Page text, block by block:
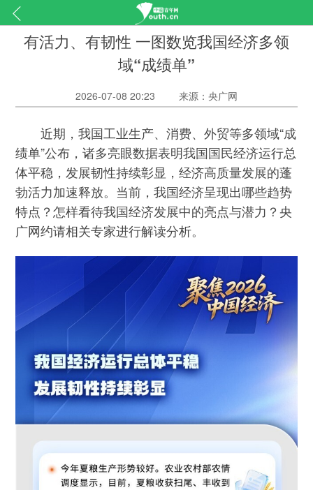
有活力、有韧性 一图数览我国经济多领
域“成绩单”
2026-07-08 20:23 来源：央广网
近期，我国工业生产、消费、外贸等多领域“成
绩单”公布，诸多亮眼数据表明我国国民经济运行总
体平稳，发展韧性持续彰显，经济高质量发展的蓬
勃活力加速释放。当前，我国经济呈现出哪些趋势
特点？怎样看待我国经济发展中的亮点与潜力？央
广网约请相关专家进行解读分析。